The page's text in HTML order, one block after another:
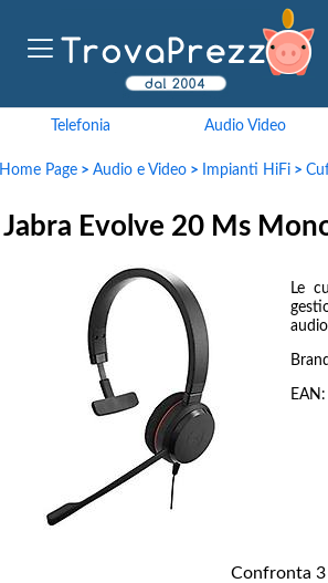
Telefonia Audio Video
Home Page > Audio e Video > Impianti HiFi >
Jabra Evolve 20 Ms
Le
EAN:
Confronta 3